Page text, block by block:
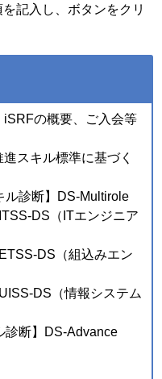
員特典の提供およびご連
サービスの提供・改良
供している商品・サービ
関連した情報やアンケー
料請求、お問合せに対す
購入・ご登録いただいた
・サービスの配送・提
代金回収のため
サービスの提供・改良
新たなサービスを開発す
供している商品・サービ
どをお届けするため
フォーラム取扱商品の発
のため
記入し、ボタンをクリ
iSRFの概要、ご入会等
スキル標準に基づく
ル診断】DS-Multirole
DS（ITエンジニア
DS（組込みエン
DS（情報システム
診断】DS-Advance